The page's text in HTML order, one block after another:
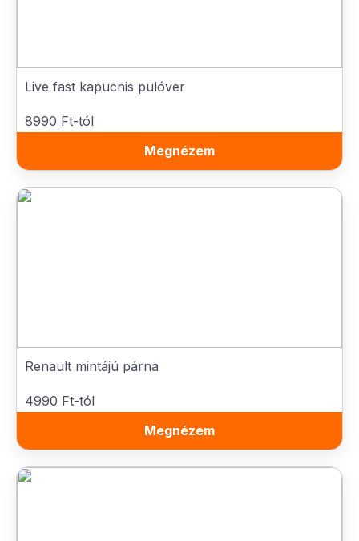
Live fast kapucnis pulóver
8990 Ft-tól
Megnézem
Renault mintájú párna
4990 Ft-tól
Megnézem